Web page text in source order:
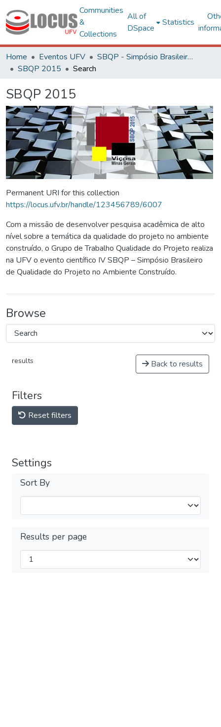
Communities
&
Collections
All of
DSpace
Statistics
Home Eventos UFV
SBQP - Simpósio Brasileiro de Qualidade do Projeto no Ambiente Construído
SBQP 2015
Search
SBQP 2015
Permanent URI for this collection
https://locus.ufv.br/handle/123456789/6007
Com a missão de desenvolver pesquisa acadêmica de alto
nível sobre a temática da qualidade do projeto no ambiente
construído, o Grupo de Trabalho Qualidade do Projeto realiza
na UFV o evento científico IV SBQP – Simpósio Brasileiro
de Qualidade do Projeto no Ambiente Construído.
Browse
results Back to results
Filters
Reset filters
Settings
Sort By
Results per page